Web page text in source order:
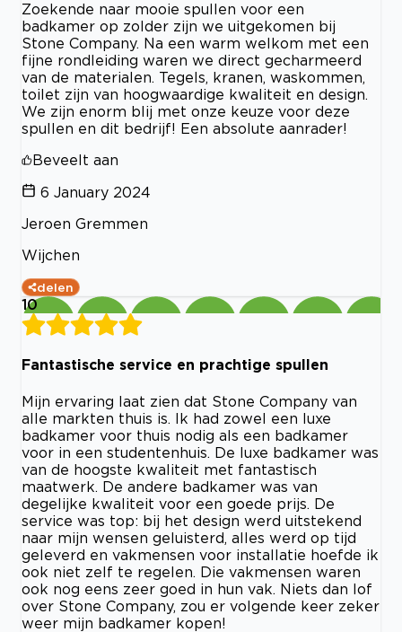
Zoekende naar mooie spullen voor een
badkamer op zolder zijn we uitgekomen bij
Stone Company. Na een warm welkom met een
fijne rondleiding waren we direct gecharmeerd
van de materialen. Tegels, kranen, waskommen,
toilet zijn van hoogwaardige kwaliteit en design.
We zijn enorm blij met onze keuze voor deze
spullen en dit bedrijf! Een absolute aanrader!
Beveelt aan
6 January 2024
Jeroen Gremmen
Wijchen
delen
10
Fantastische service en prachtige spullen
Mijn ervaring laat zien dat Stone Company van
alle markten thuis is. Ik had zowel een luxe
badkamer voor thuis nodig als een badkamer
voor in een studentenhuis. De luxe badkamer was
van de hoogste kwaliteit met fantastisch
maatwerk. De andere badkamer was van
degelijke kwaliteit voor een goede prijs. De
service was top: bij het design werd uitstekend
naar mijn wensen geluisterd, alles werd op tijd
geleverd en vakmensen voor installatie hoefde ik
ook niet zelf te regelen. Die vakmensen waren
ook nog eens zeer goed in hun vak. Niets dan lof
over Stone Company, zou er volgende keer zeker
weer mijn badkamer kopen!